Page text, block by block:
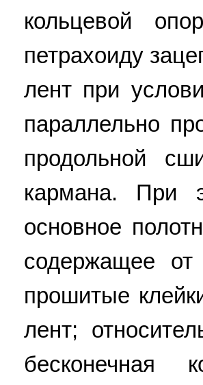
кольцевой
петрахоиду
лент при
параллельно
продольной
кармана. При
основное
содержащее
прошитые
лент;
бесконечная